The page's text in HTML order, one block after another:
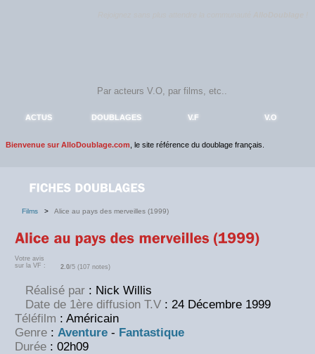
ACTUS DOUBLAGES V.F V.O
Bienvenue sur AlloDoublage.com , le site référence du doublage français.
Films > Alice au pays des merveilles (1999)
Votre avis
sur la VF :
2.0/5 (107 notes)
Réalisé par : Nick Willis
Date de 1ère diffusion T.V : 24 Décembre 1999
Téléfilm : Américain
Genre : Aventure - Fantastique
Durée : 02h09